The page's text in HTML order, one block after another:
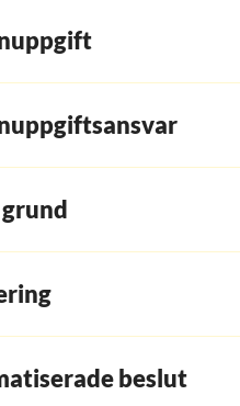
beslut